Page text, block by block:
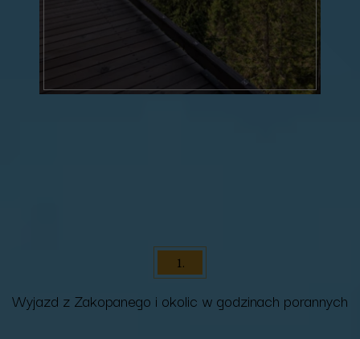
Wyjazd z Zakopanego i okolic w godzinach porannych
1.